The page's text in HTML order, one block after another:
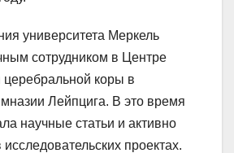
университета Меркель
сотрудником в Центре
церебральной коры в
Лейпцига. В это время
научные статьи и активно
проектах.